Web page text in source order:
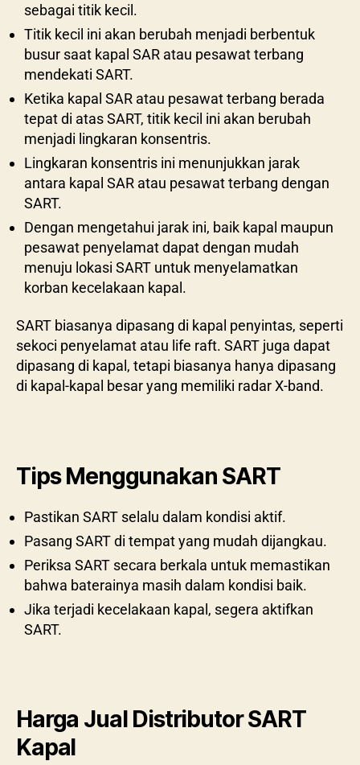
sebagai titik kecil.
Titik kecil ini akan berubah menjadi berbentuk
busur saat kapal SAR atau pesawat terbang
mendekati SART.
Ketika kapal SAR atau pesawat terbang berada
tepat di atas SART, titik kecil ini akan berubah
menjadi lingkaran konsentris.
Lingkaran konsentris ini menunjukkan jarak
antara kapal SAR atau pesawat terbang dengan
SART.
Dengan mengetahui jarak ini, baik kapal maupun
pesawat penyelamat dapat dengan mudah
menuju lokasi SART untuk menyelamatkan
korban kecelakaan kapal.
SART biasanya dipasang di kapal penyintas, seperti
sekoci penyelamat atau life raft. SART juga dapat
dipasang di kapal, tetapi biasanya hanya dipasang
di kapal-kapal besar yang memiliki radar X-band.
Tips Menggunakan SART
Pastikan SART selalu dalam kondisi aktif.
Pasang SART di tempat yang mudah dijangkau.
Periksa SART secara berkala untuk memastikan
bahwa baterainya masih dalam kondisi baik.
Jika terjadi kecelakaan kapal, segera aktifkan
SART.
Harga Jual Distributor SART
Kapal